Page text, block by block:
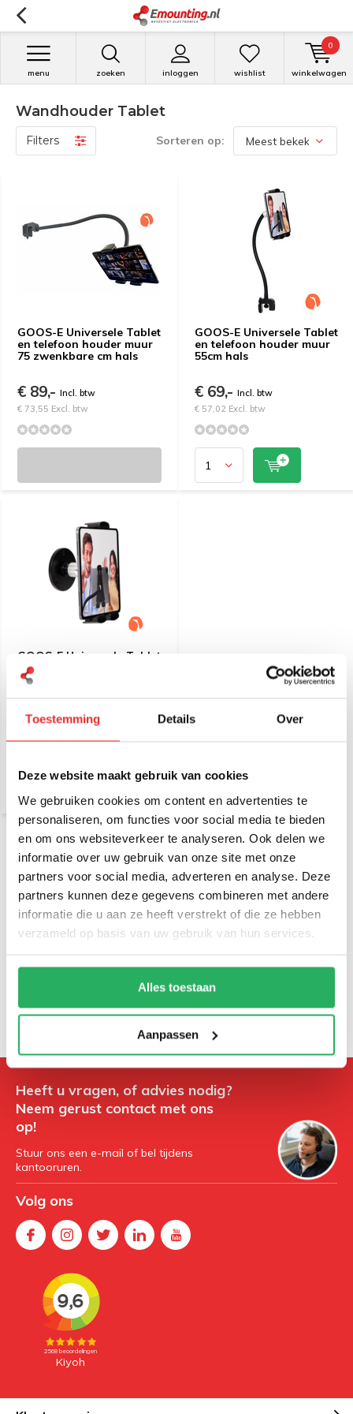
Toestemming Details Over
Deze website maakt gebruik van cookies
We gebruiken cookies om content en advertenties te
personaliseren, om functies voor social media te bieden
en om ons websiteverkeer te analyseren. Ook delen we
informatie over uw gebruik van onze site met onze
partners voor social media, adverteren en analyse. Deze
partners kunnen deze gegevens combineren met andere
informatie die u aan ze heeft verstrekt of die ze hebben
verzameld op basis van uw gebruik van hun services.
Alles toestaan
Aanpassen
zoeken inloggen
menu wishlist winkelwagen
0
Wandhouder Tablet
Filters Sorteren op:
GOOS-E Universele Tablet
en telefoon houder muur
75 zwenkbare cm hals
€ 89,- Incl. btw
€ 73,55 Excl. btw
GOOS-E Universele Tablet
en telefoon houder muur
55cm hals
€ 69,- Incl. btw
€ 57,02 Excl. btw
GOOS-E Universele Tablet
en telefoon houder muur
360º
€ 59,-Incl. btw
Bent u op zoek naar een fraaie manier om uw tablet te tonen
welke bovendien ook uw tablet goed beveiligt? Dan is een
tablet wandhouder wellicht een geschikte keuze. Emounting
levert topkwaliteit wandhouders voor veel gangbare tablets.
merk-specifieke wandbevestiging bieden wij universele
muurhouders die voor vrijwel elk merk geschikt zijn.
Heeft u vragen, of advies nodig?
Neem gerust contact met ons
op!
Stuur ons een e-mail of bel tijdens
kantooruren.
Volg ons